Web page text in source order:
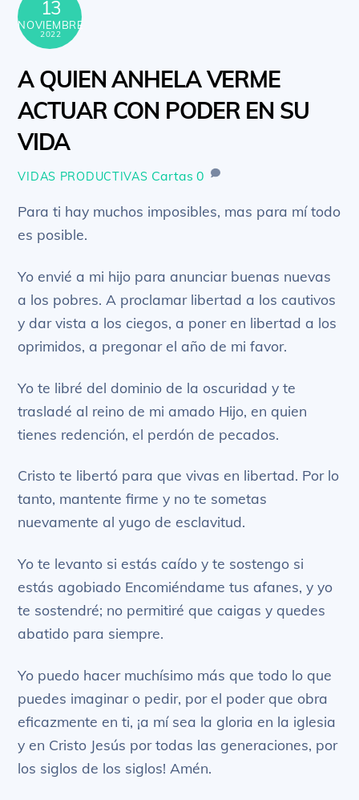
13
NOVIEMBRE
2022
A QUIEN ANHELA VERME
ACTUAR CON PODER EN SU
VIDA
VIDAS PRODUCTIVAS Cartas 0
Para ti hay muchos imposibles, mas para mí todo
es posible.
Yo envié a mi hijo para anunciar buenas nuevas
a los pobres. A proclamar libertad a los cautivos
y dar vista a los ciegos, a poner en libertad a los
oprimidos, a pregonar el año de mi favor.
Yo te libré del dominio de la oscuridad y te
trasladé al reino de mi amado Hijo, en quien
tienes redención, el perdón de pecados.
Cristo te libertó para que vivas en libertad. Por lo
tanto, mantente firme y no te sometas
nuevamente al yugo de esclavitud.
Yo te levanto si estás caído y te sostengo si
estás agobiado Encomiéndame tus afanes, y yo
te sostendré; no permitiré que caigas y quedes
abatido para siempre.
Yo puedo hacer muchísimo más que todo lo que
puedes imaginar o pedir, por el poder que obra
eficazmente en ti, ¡a mí sea la gloria en la iglesia
y en Cristo Jesús por todas las generaciones, por
los siglos de los siglos! Amén.